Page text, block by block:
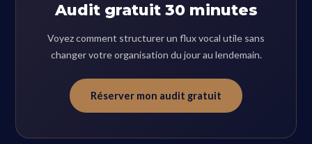
Audit gratuit 30 minutes
Voyez comment structurer un flux vocal utile sans
changer votre organisation du jour au lendemain.
Réserver mon audit gratuit